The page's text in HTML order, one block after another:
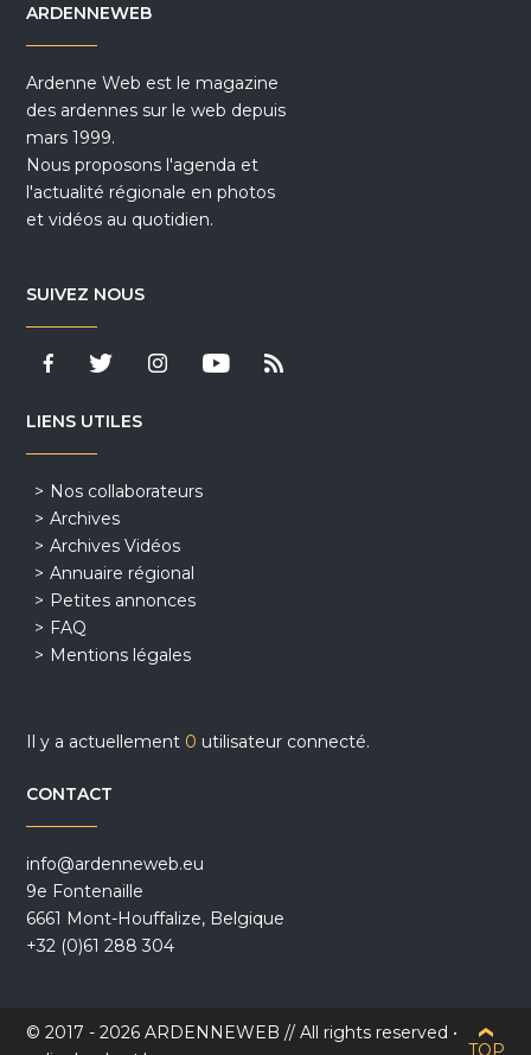
ARDENNEWEB
Ardenne Web est le magazine
des ardennes sur le web depuis
mars 1999.
Nous proposons l'agenda et
l'actualité régionale en photos
et vidéos au quotidien.
SUIVEZ NOUS
LIENS UTILES
Nos collaborateurs
Archives
Archives Vidéos
Annuaire régional
Petites annonces
FAQ
Mentions légales
Il y a actuellement 0 utilisateur connecté.
CONTACT
info@ardenneweb.eu
9e Fontenaille
6661 Mont-Houffalize, Belgique
+32 (0)61 288 304
© 2017 - 2026 ARDENNEWEB // All rights reserved •
TOP